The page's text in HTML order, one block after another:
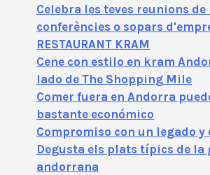
Celebra les teves reunions de
conferències o sopars
RESTAURANT KRAM
Cene con estilo en kram
lado de The Shopping Mile
Comer fuera en Andorra
bastante económico
Compromiso con un legado
Degusta els plats típics de la
andorrana